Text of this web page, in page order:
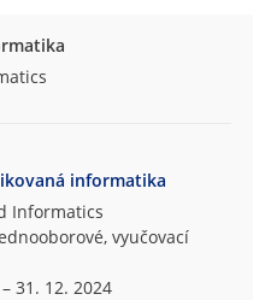
informatika
Informatics
vyučovací
31. 12. 2024